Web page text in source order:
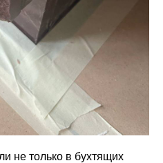
не только в бухтящих